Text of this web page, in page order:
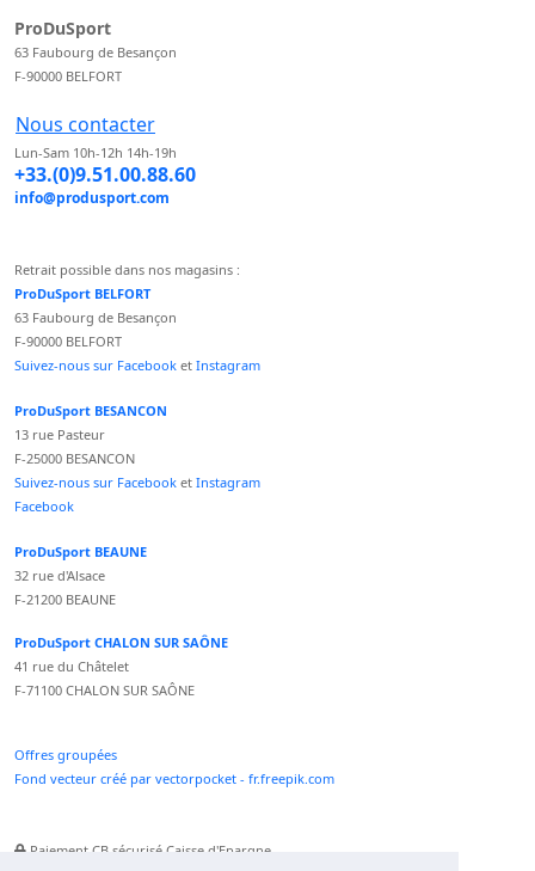
ProDuSport
63 Faubourg de Besançon
F-90000 BELFORT
Nous contacter
Lun-Sam 10h-12h 14h-19h
+33.(0)9.51.00.88.60
info@produsport.com
Retrait possible dans nos magasins :
ProDuSport BELFORT
63 Faubourg de Besançon
F-90000 BELFORT
Suivez-nous sur Facebook et Instagram
ProDuSport BESANCON
13 rue Pasteur
F-25000 BESANCON
Suivez-nous sur Facebook et Instagram
Facebook
ProDuSport BEAUNE
32 rue d'Alsace
F-21200 BEAUNE
ProDuSport CHALON SUR SAÔNE
41 rue du Châtelet
F-71100 CHALON SUR SAÔNE
Offres groupées
Fond vecteur créé par vectorpocket - fr.freepik.com
Paiement CB sécurisé Caisse d'Epargne